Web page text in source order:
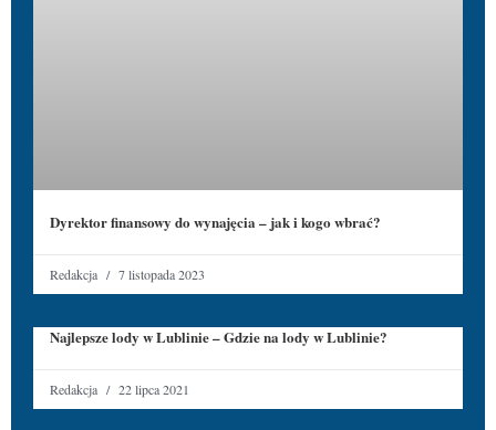
Dyrektor finansowy do wynajęcia – jak i kogo wbrać?
Redakcja 7 listopada 2023
Najlepsze lody w Lublinie – Gdzie na lody w Lublinie?
Redakcja 22 lipca 2021